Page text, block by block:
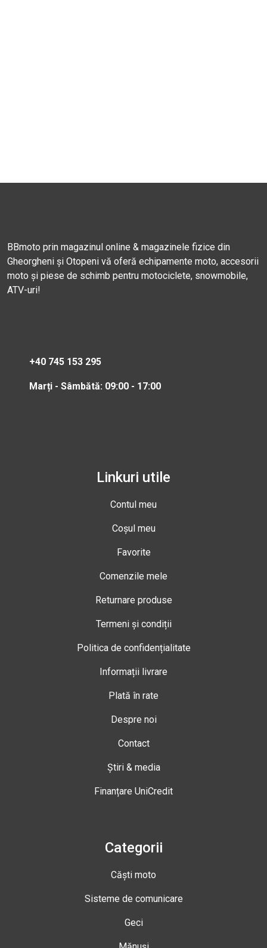
BBmoto prin magazinul online & magazinele fizice din
Gheorgheni și Otopeni vă oferă echipamente moto, accesorii
moto și piese de schimb pentru motociclete, snowmobile,
ATV-uri!
+40 745 153 295
Marți - Sâmbătă: 09:00 - 17:00
Linkuri utile
Contul meu
Coșul meu
Favorite
Comenzile mele
Returnare produse
Termeni și condiții
Politica de confidențialitate
Informații livrare
Plată în rate
Despre noi
Contact
Știri & media
Finanțare UniCredit
Categorii
Căști moto
Sisteme de comunicare
Geci